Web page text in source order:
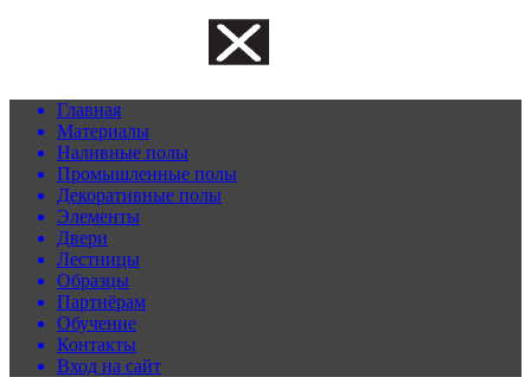
Главная
Материалы
Наливные полы
Промышленные полы
Декоративные полы
Элементы
Двери
Лестницы
Образцы
Партнёрам
Обучение
Контакты
Вход на сайт